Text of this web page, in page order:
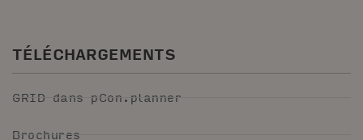
TÉLÉCHARGEMENTS
GRID dans pCon.planner
Brochures